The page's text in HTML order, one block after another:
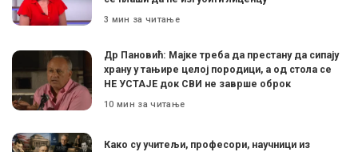
3 мин за читање
Др Пановић: Мајке треба да престану да сипају
храну у тањире целој породици, а од стола се
НЕ УСТАЈЕ док СВИ не заврше оброк
10 мин за читање
Како су учитељи, професори, научници из